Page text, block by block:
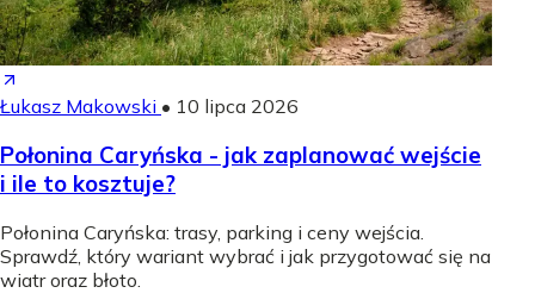
Łukasz Makowski • 10 lipca 2026
Połonina Caryńska - jak zaplanować wejście
i ile to kosztuje?
Połonina Caryńska: trasy, parking i ceny wejścia.
Sprawdź, który wariant wybrać i jak przygotować się na
wiatr oraz błoto.